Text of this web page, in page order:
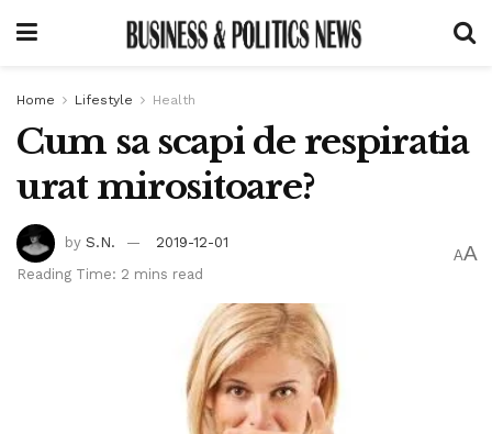
Home Lifestyle Health
Cum sa scapi de respiratia
urat mirositoare?
by S.N.
2019-12-01
Reading Time: 2 mins read
AA